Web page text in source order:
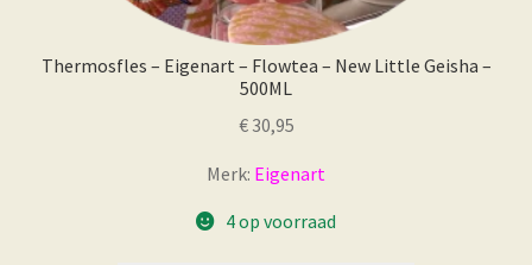
Thermosfles – Eigenart – Flowtea – New Little Geisha –
500ML
€30,95
Merk: Eigenart
4 op voorraad